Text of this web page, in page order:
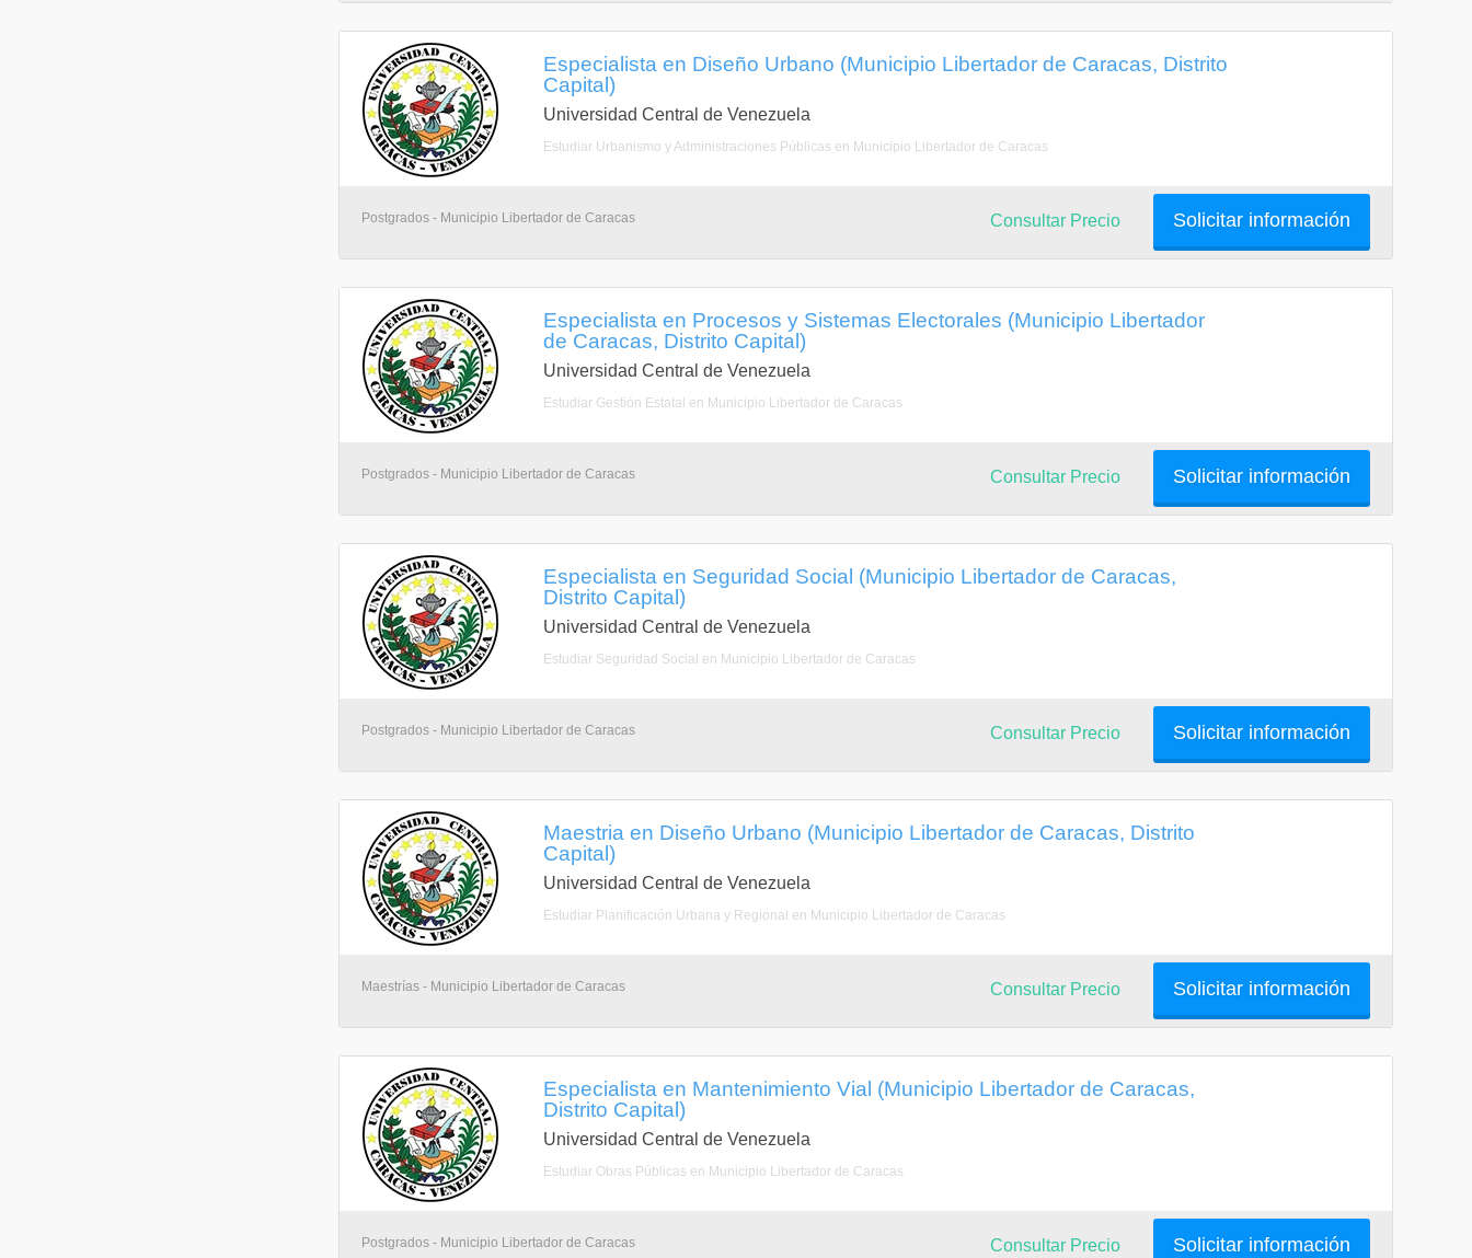
Especialista en Diseño Urbano (Municipio Libertador de Caracas, Distrito
Capital)
Universidad Central de Venezuela
Estudiar Urbanismo y Administraciones Públicas en Municipio Libertador de Caracas
Postgrados - Municipio Libertador de Caracas Solicitar información
Consultar Precio
Especialista en Procesos y Sistemas Electorales (Municipio Libertador
de Caracas, Distrito Capital)
Universidad Central de Venezuela
Estudiar Gestión Estatal en Municipio Libertador de Caracas
Postgrados - Municipio Libertador de Caracas Solicitar información
Consultar Precio
Especialista en Seguridad Social (Municipio Libertador de Caracas,
Distrito Capital)
Universidad Central de Venezuela
Estudiar Seguridad Social en Municipio Libertador de Caracas
Postgrados - Municipio Libertador de Caracas Solicitar información
Consultar Precio
Maestria en Diseño Urbano (Municipio Libertador de Caracas, Distrito
Capital)
Universidad Central de Venezuela
Estudiar Planificación Urbana y Regional en Municipio Libertador de Caracas
Maestrías - Municipio Libertador de Caracas Solicitar información
Consultar Precio
Especialista en Mantenimiento Vial (Municipio Libertador de Caracas,
Distrito Capital)
Universidad Central de Venezuela
Estudiar Obras Públicas en Municipio Libertador de Caracas
Postgrados - Municipio Libertador de Caracas Solicitar información
Consultar Precio